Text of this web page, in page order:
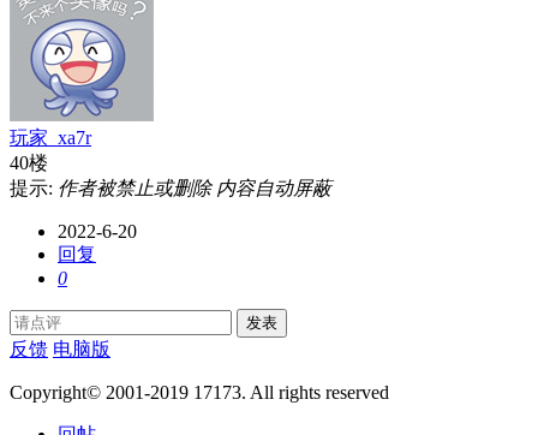
玩家_xa7r
40楼
提示: 作者被禁止或删除 内容自动屏蔽
2022-6-20
回复
0
发表
反馈 电脑版
Copyright© 2001-2019 17173. All rights reserved